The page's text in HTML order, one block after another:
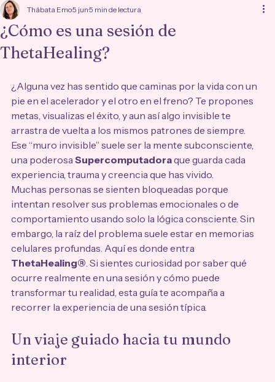
¿Cómo es una sesión de
ThetaHealing?
Thábata Emo5 jun5 min de lectura
¿Alguna vez has sentido que caminas por la vida con un
pie en el acelerador y el otro en el freno? Te propones
metas, visualizas el éxito, y aun así algo invisible te
arrastra de vuelta a los mismos patrones de siempre.
Ese “muro invisible” suele ser la mente subconsciente,
una poderosa Supercomputadora que guarda cada
experiencia, trauma y creencia que has vivido.
Muchas personas se sienten bloqueadas porque
intentan resolver sus problemas emocionales o de
comportamiento usando solo la lógica consciente. Sin
embargo, la raíz del problema suele estar en memorias
celulares profundas. Aquí es donde entra
ThetaHealing®. Si sientes curiosidad por saber qué
ocurre realmente en una sesión y cómo puede
transformar tu realidad, esta guía te acompaña a
recorrer la experiencia de una sesión típica.
Un viaje guiado hacia tu mundo
interior